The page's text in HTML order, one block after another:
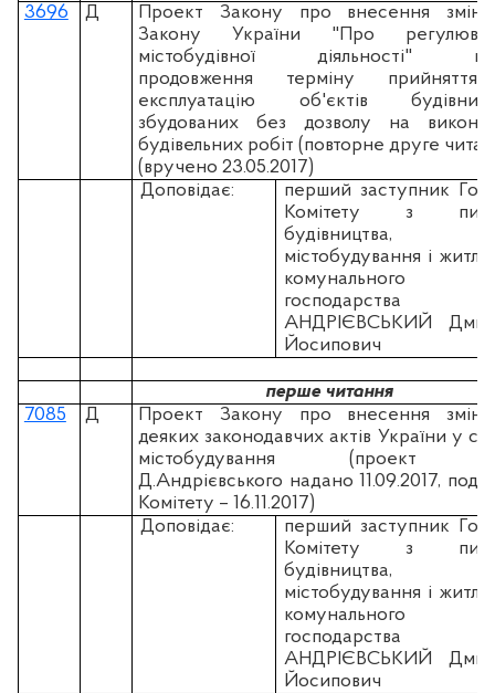
3696 Д
Проект Закону про внесення змін
Закону України "Про
містобудівної діяльності"
продовження терміну
експлуатацію об'єктів
збудованих без дозволу на
будівельних робіт (повторне друге
(вручено 23.05.2017)
Доповідає:
перший заступник
Комітету з
будівництва,
містобудування і
комунального
господарства
АНДРІЄВСЬКИЙ
Йосипович
перше читання
7085
Д
Проект Закону про внесення змін
деяких законодавчих актів України у
містобудування (проект
Д.Андрієвського надано 11.09.2017,
Комітету – 16.11.2017)
Доповідає:
перший заступник
Комітету з
будівництва,
містобудування і
комунального
господарства
АНДРІЄВСЬКИЙ
Йосипович